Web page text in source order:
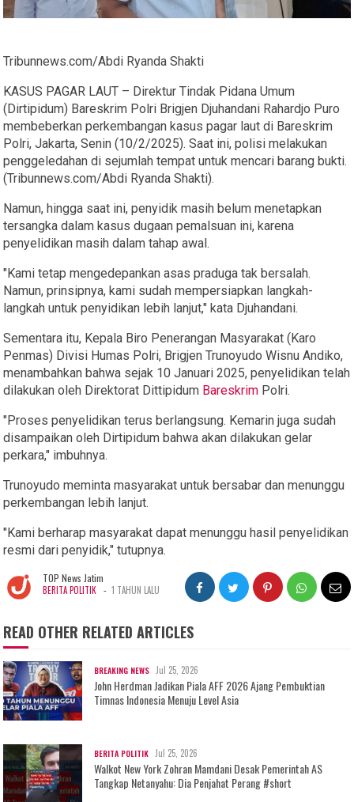
Tribunnews.com/Abdi Ryanda Shakti
KASUS PAGAR LAUT – Direktur Tindak Pidana Umum
(Dirtipidum) Bareskrim Polri Brigjen Djuhandani Rahardjo Puro
membeberkan perkembangan kasus pagar laut di Bareskrim
Polri, Jakarta, Senin (10/2/2025). Saat ini, polisi melakukan
penggeledahan di sejumlah tempat untuk mencari barang bukti.
(Tribunnews.com/Abdi Ryanda Shakti).
Namun, hingga saat ini, penyidik masih belum menetapkan
tersangka dalam kasus dugaan pemalsuan ini, karena
penyelidikan masih dalam tahap awal.
"Kami tetap mengedepankan asas praduga tak bersalah.
Namun, prinsipnya, kami sudah mempersiapkan langkah-
langkah untuk penyidikan lebih lanjut," kata Djuhandani.
Sementara itu, Kepala Biro Penerangan Masyarakat (Karo
Penmas) Divisi Humas Polri, Brigjen Trunoyudo Wisnu Andiko,
menambahkan bahwa sejak 10 Januari 2025, penyelidikan telah
dilakukan oleh Direktorat Dittipidum Bareskrim Polri.
"Proses penyelidikan terus berlangsung. Kemarin juga sudah
disampaikan oleh Dirtipidum bahwa akan dilakukan gelar
perkara," imbuhnya.
Trunoyudo meminta masyarakat untuk bersabar dan menunggu
perkembangan lebih lanjut.
"Kami berharap masyarakat dapat menunggu hasil penyelidikan
resmi dari penyidik," tutupnya.
TOP News Jatim
BERITA POLITIK - 1 TAHUN LALU
READ OTHER RELATED ARTICLES
BREAKING NEWS Jul 25, 2026
John Herdman Jadikan Piala AFF 2026 Ajang Pembuktian
Timnas Indonesia Menuju Level Asia
BERITA POLITIK Jul 25, 2026
Walkot New York Zohran Mamdani Desak Pemerintah AS
Tangkap Netanyahu: Dia Penjahat Perang #short